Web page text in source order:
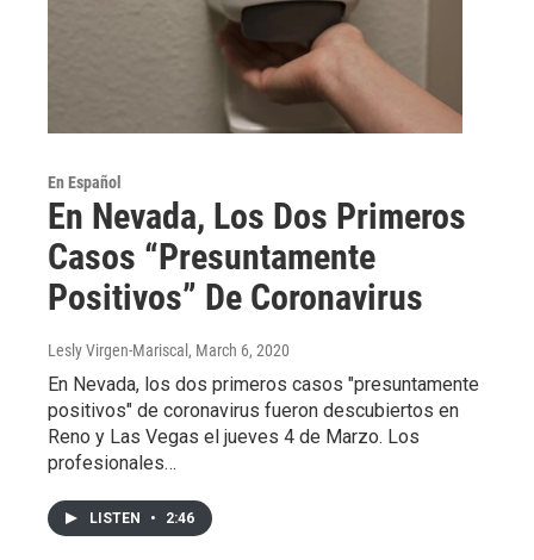
En Español
En Nevada, Los Dos Primeros
Casos “Presuntamente
Positivos” De Coronavirus
Lesly Virgen-Mariscal , March 6, 2020
En Nevada, los dos primeros casos "presuntamente
positivos" de coronavirus fueron descubiertos en
Reno y Las Vegas el jueves 4 de Marzo. Los
profesionales…
LISTEN • 2:46